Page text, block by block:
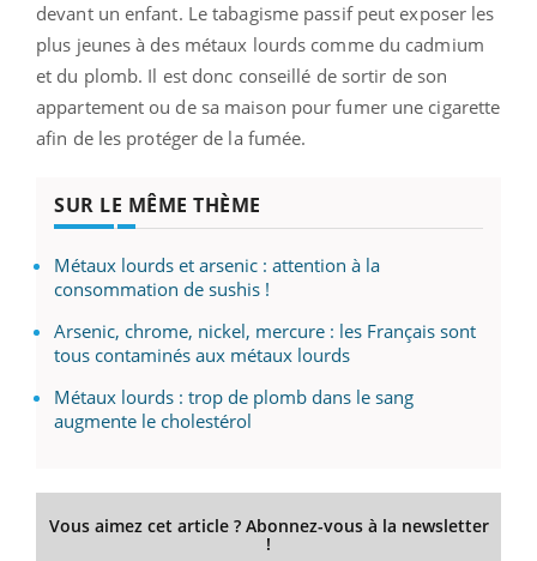
devant un enfant. Le tabagisme passif peut exposer les
plus jeunes à des métaux lourds comme du cadmium
et du plomb. Il est donc conseillé de sortir de son
appartement ou de sa maison pour fumer une cigarette
afin de les protéger de la fumée.
SUR LE MÊME THÈME
Métaux lourds et arsenic : attention à la
consommation de sushis !
Arsenic, chrome, nickel, mercure : les Français sont
tous contaminés aux métaux lourds
Métaux lourds : trop de plomb dans le sang
augmente le cholestérol
Vous aimez cet article ? Abonnez-vous à la newsletter
!